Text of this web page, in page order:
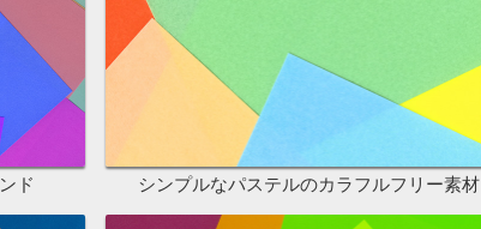
ド シンプルなパステルのカラフルフリー素材